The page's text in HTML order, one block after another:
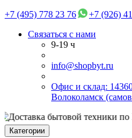
+7 (495) 778 23 76
+7 (926)
Связаться с нами
9-19 ч
info@shopbyt.ru
Офис и склад:
Волоколамск
Категории